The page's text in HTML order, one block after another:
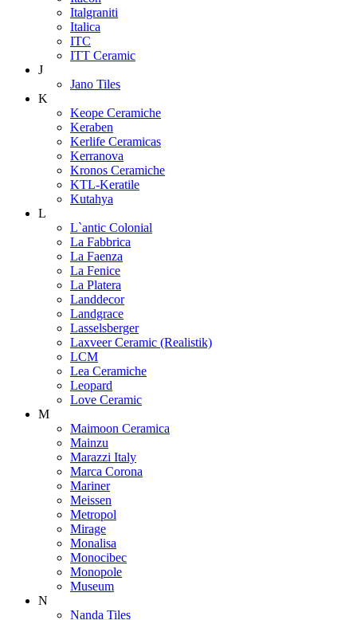
Italgraniti
Italica
ITC
ITT Ceramic
J
Jano Tiles
K
Keope Ceramiche
Keraben
Kerlife Ceramicas
Kerranova
Kronos Ceramiche
KTL-Keratile
Kutahya
L
L`antic Colonial
La Fabbrica
La Faenza
La Fenice
La Platera
Landdecor
Landgrace
Lasselsberger
Laxveer Ceramic (Realistik)
LCM
Lea Ceramiche
Leopard
Love Ceramic
M
Maimoon Ceramica
Mainzu
Marazzi Italy
Marca Corona
Mariner
Meissen
Metropol
Mirage
Monalisa
Monocibec
Monopole
Museum
N
Nanda Tiles